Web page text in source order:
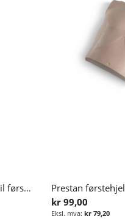
Prestan visirfeste (reservedel) til førstehjelpsdukke
kr 99,00
kr 79,20